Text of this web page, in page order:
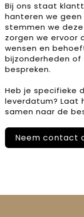
Bij ons staat
hanteren we
stemmen we
zorgen we ervoor
wensen en
bijzonderheden
bespreken.
Heb je specifieke
leverdatum? Laat
samen naar de
Neem contact